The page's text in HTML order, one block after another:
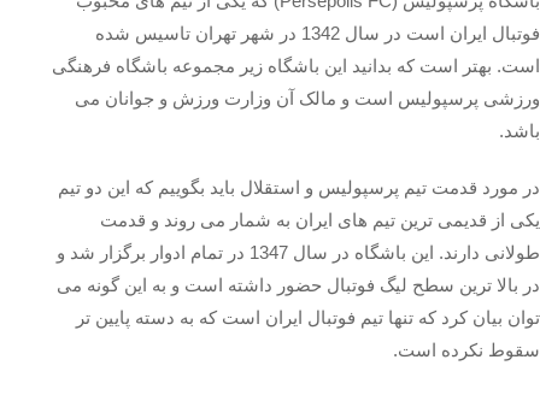
فوتبال ایران است در سال 1342 در شهر تهران تاسیس شده
است. بهتر است که بدانید این باشگاه زیر مجموعه باشگاه فرهنگی
ورزشی پرسپولیس است و مالک آن وزارت ورزش و جوانان می
باشد.
در مورد قدمت تیم پرسپولیس و استقلال باید بگوییم که این دو تیم
یکی از قدیمی ترین تیم های ایران به شمار می روند و قدمت
طولانی دارند. این باشگاه در سال 1347 در تمام ادوار برگزار شد و
در بالا ترین سطح لیگ فوتبال حضور داشته است و به این گونه می‌
توان بیان کرد که تنها تیم فوتبال ایران است که به دسته پایین تر
سقوط نکرده است.